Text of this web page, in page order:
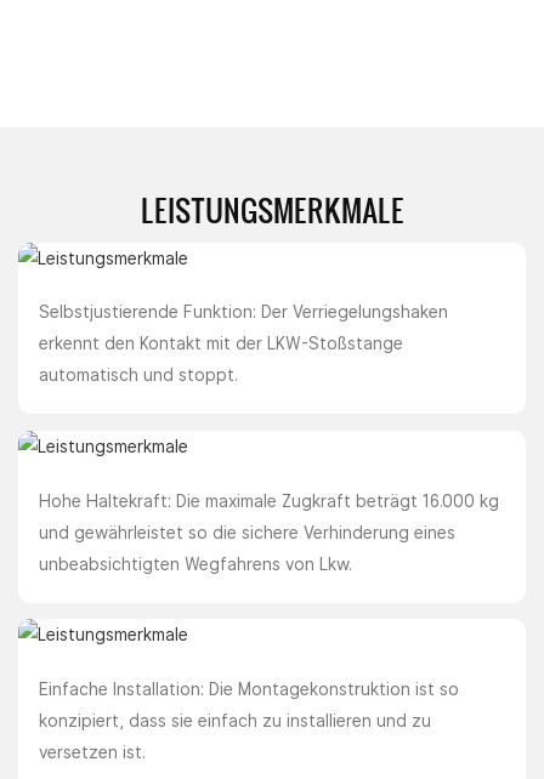
LEISTUNGSMERKMALE
Selbstjustierende Funktion: Der Verriegelungshaken
erkennt den Kontakt mit der LKW-Stoßstange
automatisch und stoppt.
Hohe Haltekraft: Die maximale Zugkraft beträgt 16.000 kg
und gewährleistet so die sichere Verhinderung eines
unbeabsichtigten Wegfahrens von Lkw.
Einfache Installation: Die Montagekonstruktion ist so
konzipiert, dass sie einfach zu installieren und zu
versetzen ist.